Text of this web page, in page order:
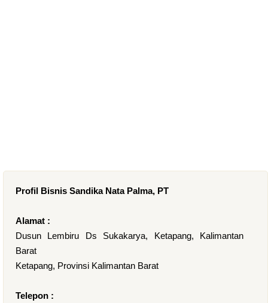
Profil Bisnis Sandika Nata Palma, PT
Alamat :
Dusun Lembiru Ds Sukakarya, Ketapang, Kalimantan
Barat
Ketapang, Provinsi Kalimantan Barat
Telepon :